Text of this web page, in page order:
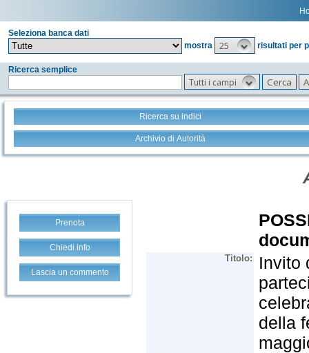
Seleziona banca dati
mostra
25 risultati per
Ricerca semplice
Tutti i campi
Ricerca su indici
Archivio di Autorità
Prenota
Chiedi info
Lascia un commento